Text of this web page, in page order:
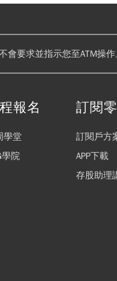
會要求並指示您至ATM操
報名
學堂
學院
訂閱
訂閱戶方
APP下載
存股助理